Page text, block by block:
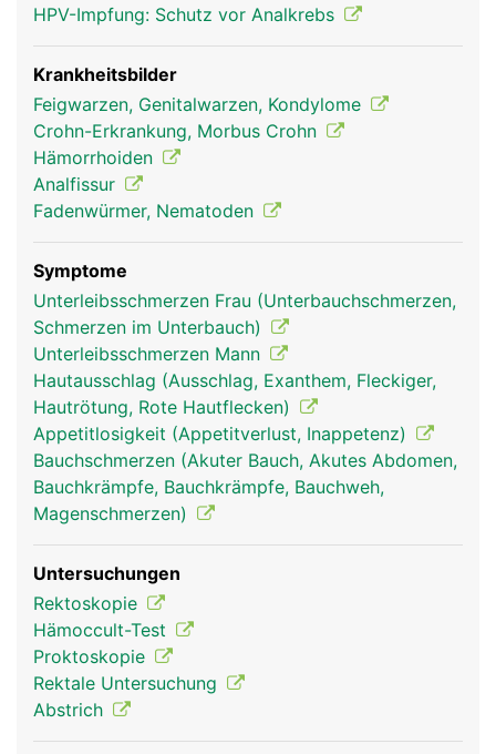
anus frau
HPV-Impfung: Schutz vor Analkrebs
Krankheitsbilder
Feigwarzen, Genitalwarzen, Kondylome
Crohn-Erkrankung, Morbus Crohn
Hämorrhoiden
Analfissur
Fadenwürmer, Nematoden
Symptome
Unterleibsschmerzen Frau (Unterbauchschmerzen,
Schmerzen im Unterbauch)
Unterleibsschmerzen Mann
Hautausschlag (Ausschlag, Exanthem, Fleckiger,
Hautrötung, Rote Hautflecken)
Appetitlosigkeit (Appetitverlust, Inappetenz)
Bauchschmerzen (Akuter Bauch, Akutes Abdomen,
Bauchkrämpfe, Bauchkrämpfe, Bauchweh,
Magenschmerzen)
Untersuchungen
Rektoskopie
Hämoccult-Test
Proktoskopie
Rektale Untersuchung
Abstrich